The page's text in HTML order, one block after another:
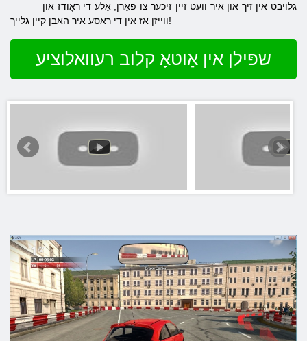
גלויבט אין זיך און איר וועט זיין זיכער צו פאָרן, אַלע די ראָודז און
ווייַזן אַז אין די ראַסע איר האָבן קיין גלייַך!
שפּילן אין אַוטאָ קלוב רעוואלוציע